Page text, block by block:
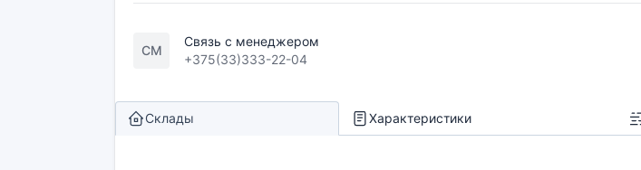
СМ
Связь с менеджером
+375(33)333-22-04
Склады Характеристики